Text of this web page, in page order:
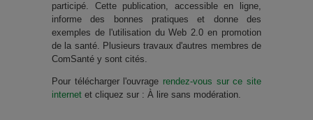
participé. Cette publication, accessible en ligne,
informe des bonnes pratiques et donne des
exemples de l'utilisation du Web 2.0 en promotion
de la santé. Plusieurs travaux d'autres membres de
ComSanté y sont cités.
Pour télécharger l'ouvrage rendez-vous sur ce site
internet et cliquez sur : À lire sans modération.